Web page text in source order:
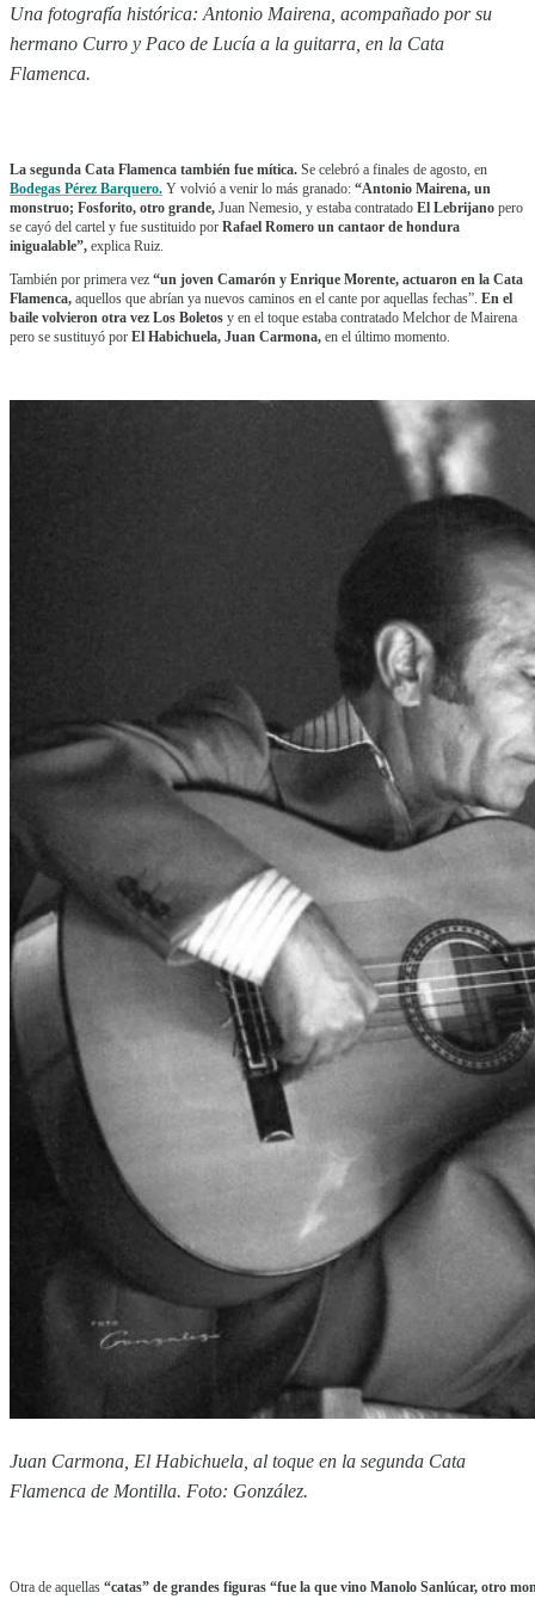
Una fotografía histórica: Antonio Mairena, acompañado por su
hermano Curro y Paco de Lucía a la guitarra, en la Cata
Flamenca.
La segunda Cata Flamenca también fue mítica. Se celebró a finales de agosto, en
Bodegas Pérez Barquero. Y volvió a venir lo más granado: “Antonio Mairena, un
monstruo; Fosforito, otro grande, Juan Nemesio, y estaba contratado El Lebrijano pero
se cayó del cartel y fue sustituido por Rafael Romero un cantaor de hondura
inigualable”, explica Ruiz.
También por primera vez “un joven Camarón y Enrique Morente, actuaron en la Cata
Flamenca, aquellos que abrían ya nuevos caminos en el cante por aquellas fechas”. En el
baile volvieron otra vez Los Boletos y en el toque estaba contratado Melchor de Mairena
pero se sustituyó por El Habichuela, Juan Carmona, en el último momento.
Juan Carmona, El Habichuela, al toque en la segunda Cata
Flamenca de Montilla. Foto: González.
Otra de aquellas “catas” de grandes figuras “fue la que vino Manolo Sanlúcar, otro